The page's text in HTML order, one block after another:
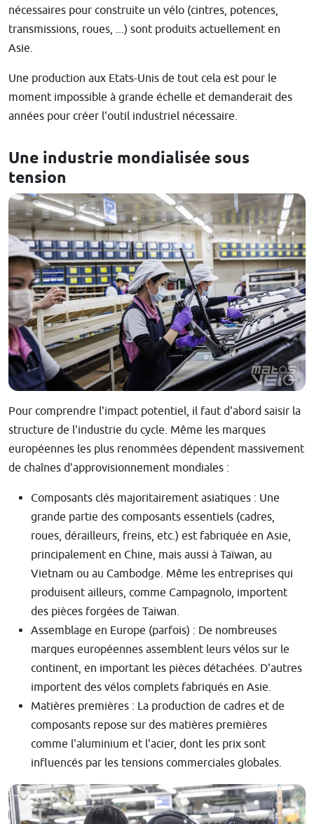
nécessaires pour construite un vélo (cintres, potences,
transmissions, roues, ...) sont produits actuellement en
Asie.
Une production aux Etats-Unis de tout cela est pour le
moment impossible à grande échelle et demanderait des
années pour créer l'outil industriel nécessaire.
Une industrie mondialisée sous
tension
Pour comprendre l'impact potentiel, il faut d'abord saisir la
structure de l'industrie du cycle. Même les marques
européennes les plus renommées dépendent massivement
de chaînes d'approvisionnement mondiales :
Composants clés majoritairement asiatiques : Une
grande partie des composants essentiels (cadres,
roues, dérailleurs, freins, etc.) est fabriquée en Asie,
principalement en Chine, mais aussi à Taïwan, au
Vietnam ou au Cambodge. Même les entreprises qui
produisent ailleurs, comme Campagnolo, importent
des pièces forgées de Taiwan.
Assemblage en Europe (parfois) : De nombreuses
marques européennes assemblent leurs vélos sur le
continent, en important les pièces détachées. D'autres
importent des vélos complets fabriqués en Asie.
Matières premières : La production de cadres et de
composants repose sur des matières premières
comme l'aluminium et l'acier, dont les prix sont
influencés par les tensions commerciales globales.